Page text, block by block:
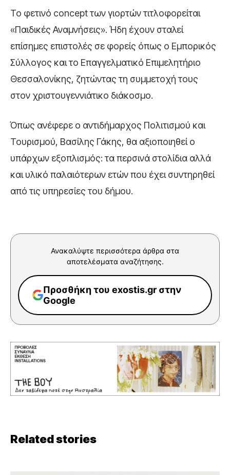
Το φετινό concept των γιορτών τιτλοφορείται
«Παιδικές Αναμνήσεις». Ήδη έχουν σταλεί
επίσημες επιστολές σε φορείς όπως ο Εμπορικός
Σύλλογος και το Επαγγελματικό Επιμελητήριο
Θεσσαλονίκης, ζητώντας τη συμμετοχή τους
στον χριστουγεννιάτικο διάκοσμο.
Όπως ανέφερε ο αντιδήμαρχος Πολιτισμού και
Τουρισμού, Βασίλης Γάκης, θα αξιοποιηθεί ο
υπάρχων εξοπλισμός: τα περσινά στολίδια αλλά
και υλικό παλαιότερων ετών που έχει συντηρηθεί
από τις υπηρεσίες του δήμου.
Ανακαλύψτε περισσότερα άρθρα στα
αποτελέσματα αναζήτησης.
Προσθήκη του exostis.gr στην
Google
Related stories